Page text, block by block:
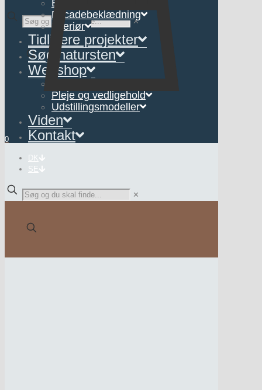
✕
Belægning
Facadebeklædning
Interiør
Tidligere projekter
Søg natursten
Webshop
Pleje og vedligehold
Udstillingsmodeller
Viden
Kontakt
0
DK
SE
✕